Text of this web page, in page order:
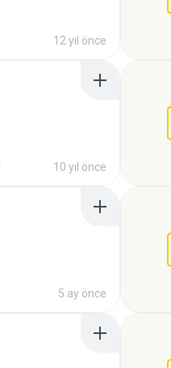
12 yıl önce
10 yıl önce
5 ay önce